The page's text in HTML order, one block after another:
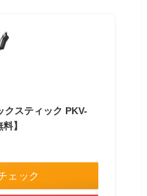
スティック PKV-
】
ェック